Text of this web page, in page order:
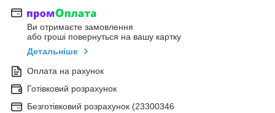
Ви отримаєте замовлення
або гроші повернуться на вашу картку
Детальніше
Оплата на рахунок
Готівковий розрахунок
Безготівковий розрахунок (23300346